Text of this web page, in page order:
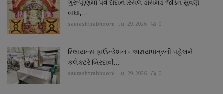
ગુરૂપૂણિર્માં પર્વે દાદાને રિયલ ડાયમંડ જડિત સુવર્ણ
વાઘા,...
saurashtrabhoomi Jul 29, 2026 0
રિલાયન્સ ફાઉન્ડેશન - અક્ષયપાત્રની પહેલને
કલેક્ટરે બિરદાવી...
saurashtrabhoomi Jul 29, 2026 0